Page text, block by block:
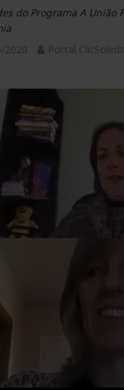
do Programa A União
2020
Portal